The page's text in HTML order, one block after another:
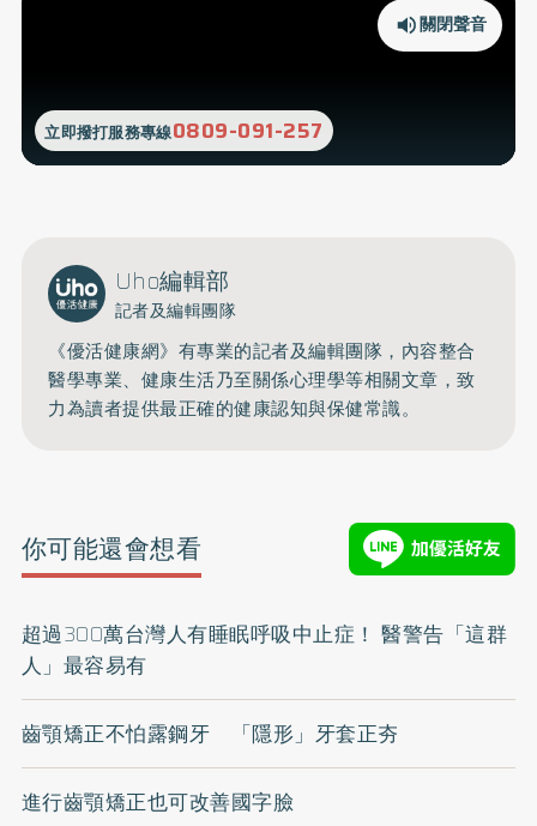
立即撥打服務專線0809-091-257
關閉聲音
Uho編輯部
記者及編輯團隊
《優活健康網》有專業的記者及編輯團隊，內容整合
醫學專業、健康生活乃至關係心理學等相關文章，致
力為讀者提供最正確的健康認知與保健常識。
你可能還會想看
超過300萬台灣人有睡眠呼吸中止症！ 醫警告「這群
人」最容易有
齒顎矯正不怕露鋼牙 「隱形」牙套正夯
進行齒顎矯正也可改善國字臉